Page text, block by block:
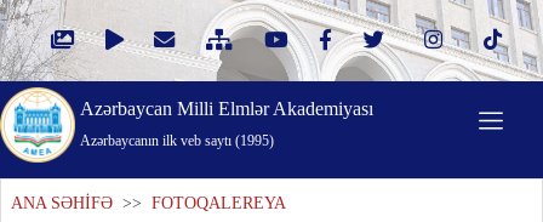
Azərbaycan Milli Elmlər Akademiyası
Azərbaycanın ilk veb saytı (1995)
ANA SƏHİFƏ >> FOTOQALEREYA